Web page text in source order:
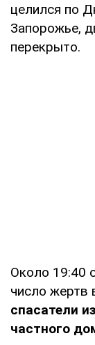
целился по
Запорожье,
перекрыто.
Около 19:40
число жертв
спасатели
частного